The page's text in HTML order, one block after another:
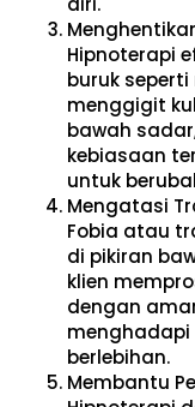
Hipnoterapi
buruk
menggigit
bawah
kebiasaan
untuk
Mengatasi
Fobia atau
di pikiran
klien
dengan
berlebihan.
Membantu